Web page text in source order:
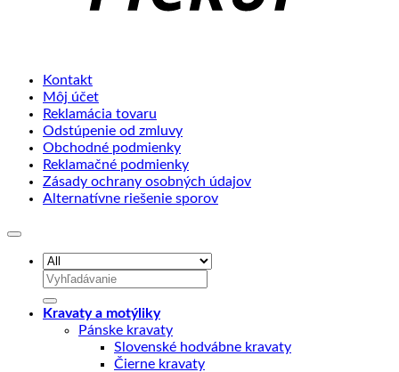
Kontakt
Môj účet
Reklamácia tovaru
Odstúpenie od zmluvy
Obchodné podmienky
Reklamačné podmienky
Zásady ochrany osobných údajov
Alternatívne riešenie sporov
Hľadať:
Kravaty a motýliky
Pánske kravaty
Slovenské hodvábne kravaty
Čierne kravaty